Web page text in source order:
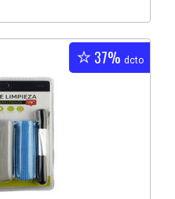
37% dcto